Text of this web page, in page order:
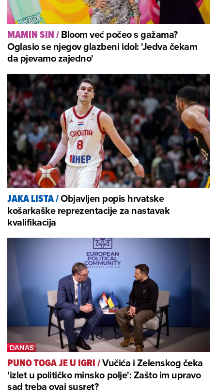
MAMIN SIN/Bloom već počeo s gažama?
Oglasio se njegov glazbeni idol: 'Jedva čekam
da pjevamo zajedno'
JAKA LISTA/Objavljen popis hrvatske
košarkaške reprezentacije za nastavak
kvalifikacija
PUNO TOGA JE U IGRI/Vučića i Zelenskog čeka
'izlet u političko minsko polje': Zašto im upravo
sad treba ovaj susret?